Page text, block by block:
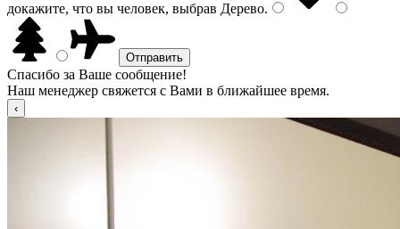
докажите, что вы человек, выбрав Дерево.
Спасибо за Ваше сообщение!
Наш менеджер свяжется с Вами в ближайшее время.